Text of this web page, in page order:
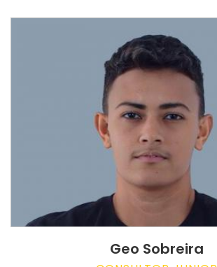
Geo Sobreira